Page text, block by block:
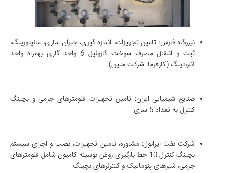
نیروگاه فارس: تامین تجهیزات، اندازه گیری، جبران سازی، مانیتورینگ،
ثبت و انتقال مصرف سوخت گازوئیل 6 واحد گازی بهمراه واحد
آنلودینگ (کارفرما: شرکت متین)
صنایع شیمیایی ایران: تامین تجهیزات فلومترهای جرمی و بچینگ
کنترل به تعداد 5 سری
شرکت نفت ایرانول: مشاوره، تامین تجهیزات، نصب و اجرای سیستم
بچینگ کنترل 10 خط بارگیری روغن بوسیله کامیون شامل فلومترهای
جرمی، شیرهای پنوماتیک و کنترلرهای بچینگ